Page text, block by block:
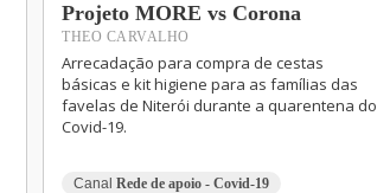
Projeto MORE vs Corona
THEO CARVALHO
Arrecadação para compra de cestas
básicas e kit higiene para as famílias das
favelas de Niterói durante a quarentena do
Covid-19.
Canal Rede de apoio - Covid-19